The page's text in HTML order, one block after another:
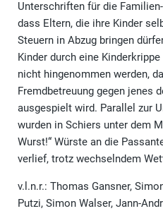
Unterschriften für die
dass Eltern, die ihre Kinder
Steuern in Abzug bringen
Kinder durch eine
nicht hingenommen werden,
Fremdbetreuung gegen jenes
ausgespielt wird. Parallel zur
wurden in Schiers unter dem
Wurst!“ Würste an die
verlief, trotz wechselndem
v.l.n.r.: Thomas Gansner,
Putzi, Simon Walser, Jann-